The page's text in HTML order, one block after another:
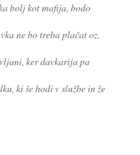
bolj kot mafija, bodo
ne bo treba plačat oz.
ker davkarija pa
ki še hodi v službe in že